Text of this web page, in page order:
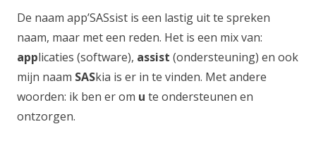
De naam app’SASsist is een lastig uit te spreken
naam, maar met een reden. Het is een mix van:
applicaties (software), assist (ondersteuning) en ook
mijn naam SASkia is er in te vinden. Met andere
woorden: ik ben er om u te ondersteunen en
ontzorgen.